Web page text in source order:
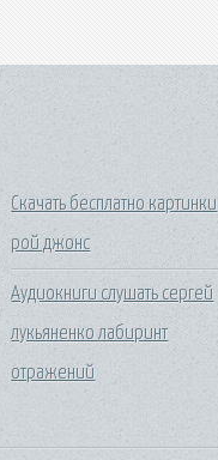
Скачать бесплатно картинки
рой джонс
Аудиокниги слушать сергей
лукьяненко лабиринт
отражений